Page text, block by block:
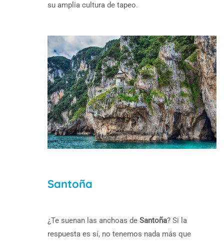
su amplia cultura de tapeo.
Santoña
¿Te suenan las anchoas de Santoña? Si la
respuesta es sí, no tenemos nada más que